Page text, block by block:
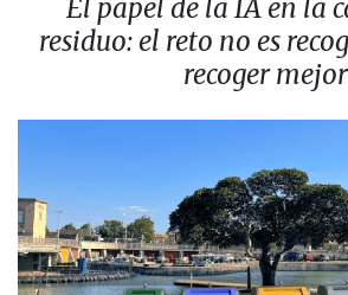
El papel de la IA en la
residuo: el reto no es
recoger mejor